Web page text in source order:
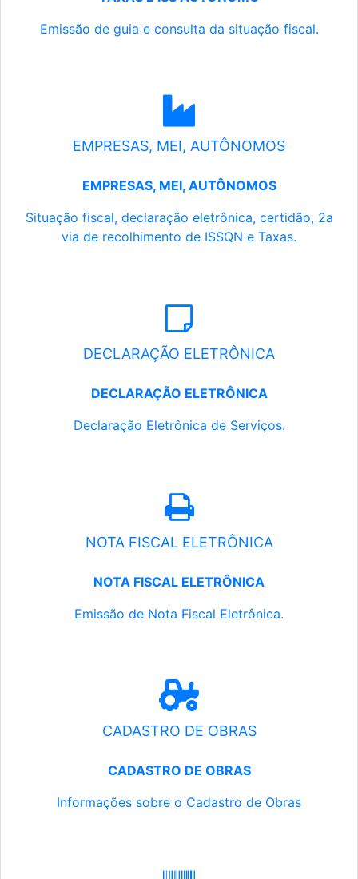
Emissão de guia e consulta da situação fiscal.
EMPRESAS, MEI, AUTÔNOMOS
EMPRESAS, MEI, AUTÔNOMOS
Situação fiscal, declaração eletrônica, certidão, 2a
via de recolhimento de ISSQN e Taxas.
DECLARAÇÃO ELETRÔNICA
DECLARAÇÃO ELETRÔNICA
Declaração Eletrônica de Serviços.
NOTA FISCAL ELETRÔNICA
NOTA FISCAL ELETRÔNICA
Emissão de Nota Fiscal Eletrônica.
CADASTRO DE OBRAS
CADASTRO DE OBRAS
Informações sobre o Cadastro de Obras